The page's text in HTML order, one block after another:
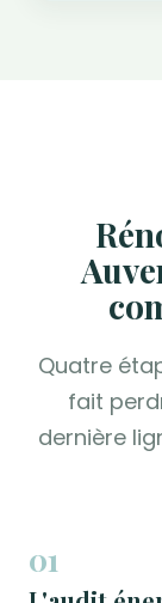
Quatre
fait
dernière
01